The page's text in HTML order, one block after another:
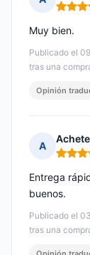
Nota:
Publicado el
tras una
Muy bien.
Opinión
A
Nota:
Publicado el
tras una
Entrega
buenos.